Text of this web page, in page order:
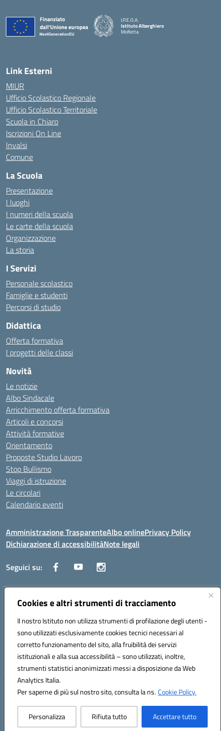
Cookies e altri strumenti di tracciamento
Il nostro Istituto non utilizza strumenti di profilazione degli utenti -
sono utilizzati esclusivamente cookies tecnici necessari al
corretto funzionamento del sito, alla fruibilità dei servizi
istituzionali e alla sua accessibilità – sono utilizzati, inoltre,
strumenti statistici anonimizzati messi a disposizione da Web
Analytics Italia.
Per saperne di più sul nostro sito, consulta la ns.Cookie Policy.
Personalizza Rifiuta tutto Accettare tutto
I.P.E.O.A.
Istituto Alberghiero
Molfetta
Link Esterni
MIUR
Ufficio Scolastico Regionale
Ufficio Scolastico Territoriale
Scuola in Chiaro
Iscrizioni On Line
Invalsi
Comune
La Scuola
Presentazione
I luoghi
I numeri della scuola
Le carte della scuola
Organizzazione
La storia
I Servizi
Personale scolastico
Famiglie e studenti
Percorsi di studio
Didattica
Offerta formativa
I progetti delle classi
Novità
Le notizie
Albo Sindacale
Arricchimento offerta formativa
Articoli e concorsi
Attività formative
Orientamento
Proposte Studio Lavoro
Stop Bullismo
Viaggi di istruzione
Le circolari
Calendario eventi
Amministrazione TrasparenteAlbo onlinePrivacy Policy
Dichiarazione di accessibilitàNote legali
Seguici su:
Indirizzo:Corso Fornari, 1 - 70056 Molfetta
Posta elettronica certificata (PEC):BARH04000D@pec.istruzione.it
Codice fiscale: 93249230728
Codice meccanografico: BARH04000D
Hosting & Powered by 3D Solution S.r.l.
Concept & Design by Designers Italia